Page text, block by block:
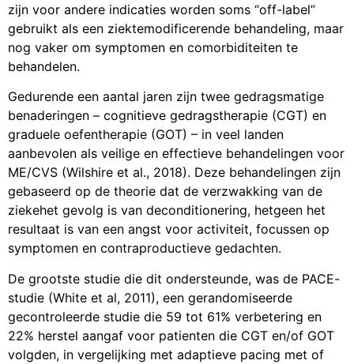
zijn voor andere indicaties worden soms “off-label”
gebruikt als een ziektemodificerende behandeling, maar
nog vaker om symptomen en comorbiditeiten te
behandelen.
Gedurende een aantal jaren zijn twee gedragsmatige
benaderingen – cognitieve gedragstherapie (CGT) en
graduele oefentherapie (GOT) – in veel landen
aanbevolen als veilige en effectieve behandelingen voor
ME/CVS (Wilshire et al., 2018). Deze behandelingen zijn
gebaseerd op de theorie dat de verzwakking van de
ziekehet gevolg is van deconditionering, hetgeen het
resultaat is van een angst voor activiteit, focussen op
symptomen en contraproductieve gedachten.
De grootste studie die dit ondersteunde, was de PACE-
studie (White et al, 2011), een gerandomiseerde
gecontroleerde studie die 59 tot 61% verbetering en
22% herstel aangaf voor patienten die CGT en/of GOT
volgden, in vergelijking met adaptieve pacing met of